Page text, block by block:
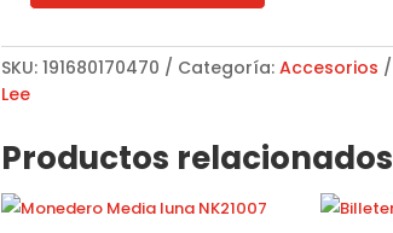
Cilíndrico
NK24007
Eiffel
cantidad
SKU: 191680170470 Categoría: Accesorios
Lee
Productos relacionados